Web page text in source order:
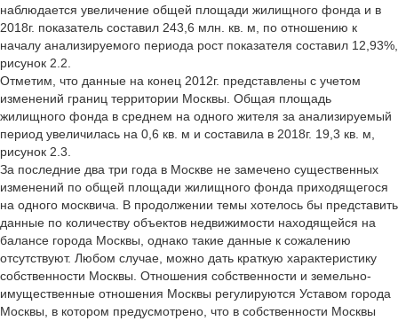
наблюдается увеличение общей площади жилищного фонда и в
2018г. показатель составил 243,6 млн. кв. м, по отношению к
началу анализируемого периода рост показателя составил 12,93%,
рисунок 2.2.
Отметим, что данные на конец 2012г. представлены с учетом
изменений границ территории Москвы. Общая площадь
жилищного фонда в среднем на одного жителя за анализируемый
период увеличилась на 0,6 кв. м и составила в 2018г. 19,3 кв. м,
рисунок 2.3.
За последние два три года в Москве не замечено существенных
изменений по общей площади жилищного фонда приходящегося
на одного москвича. В продолжении темы хотелось бы представить
данные по количеству объектов недвижимости находящейся на
балансе города Москвы, однако такие данные к сожалению
отсутствуют. Любом случае, можно дать краткую характеристику
собственности Москвы. Отношения собственности и земельно-
имущественные отношения Москвы регулируются Уставом города
Москвы, в котором предусмотрено, что в собственности Москвы